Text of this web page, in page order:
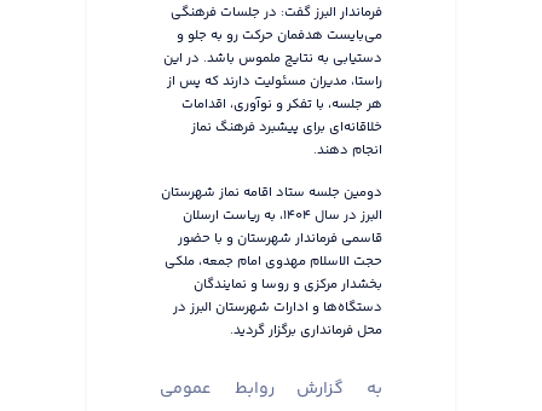
فرماندار البرز گفت: در جلسات فرهنگی
می‌بایست هدفمان حرکت رو به جلو و
دستیابی به نتایج ملموس باشد. در این
راستا، مدیران مسئولیت دارند که پس از
هر جلسه، با تفکر و نوآوری، اقدامات
خلاقانه‌ای برای پیشبرد فرهنگ نماز
انجام دهند.
دومین جلسه ستاد اقامه نماز شهرستان
البرز در سال ۱۴۰۴، به ریاست ارسلان
قاسمی فرماندار شهرستان و با حضور
حجت الاسلام مهدوی امام جمعه، ملکی
بخشدار مرکزی و روسا و نمایندگان
دستگاه‌ها و ادارات شهرستان البرز در
محل فرمانداری برگزار گردید.
به گزارش روابط عمومی